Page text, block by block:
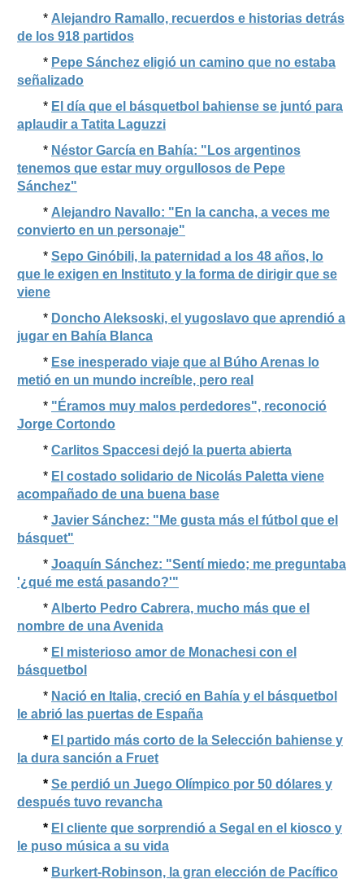
* Alejandro Ramallo, recuerdos e historias detrás
de los 918 partidos
* Pepe Sánchez eligió un camino que no estaba
señalizado
* El día que el básquetbol bahiense se juntó para
aplaudir a Tatita Laguzzi
* Néstor García en Bahía: "Los argentinos
tenemos que estar muy orgullosos de Pepe
Sánchez"
* Alejandro Navallo: "En la cancha, a veces me
convierto en un personaje"
* Sepo Ginóbili, la paternidad a los 48 años, lo
que le exigen en Instituto y la forma de dirigir que se
viene
* Doncho Aleksoski, el yugoslavo que aprendió a
jugar en Bahía Blanca
* Ese inesperado viaje que al Búho Arenas lo
metió en un mundo increíble, pero real
* "Éramos muy malos perdedores", reconoció
Jorge Cortondo
* Carlitos Spaccesi dejó la puerta abierta
* El costado solidario de Nicolás Paletta viene
acompañado de una buena base
* Javier Sánchez: "Me gusta más el fútbol que el
básquet"
* Joaquín Sánchez: "Sentí miedo; me preguntaba
'¿qué me está pasando?'"
* Alberto Pedro Cabrera, mucho más que el
nombre de una Avenida
* El misterioso amor de Monachesi con el
básquetbol
* Nació en Italia, creció en Bahía y el básquetbol
le abrió las puertas de España
* El partido más corto de la Selección bahiense y
la dura sanción a Fruet
* Se perdió un Juego Olímpico por 50 dólares y
después tuvo revancha
* El cliente que sorprendió a Segal en el kiosco y
le puso música a su vida
* Burkert-Robinson, la gran elección de Pacífico